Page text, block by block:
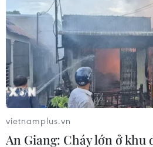
vietnamplus.vn
An Giang: Cháy lớn ở khu